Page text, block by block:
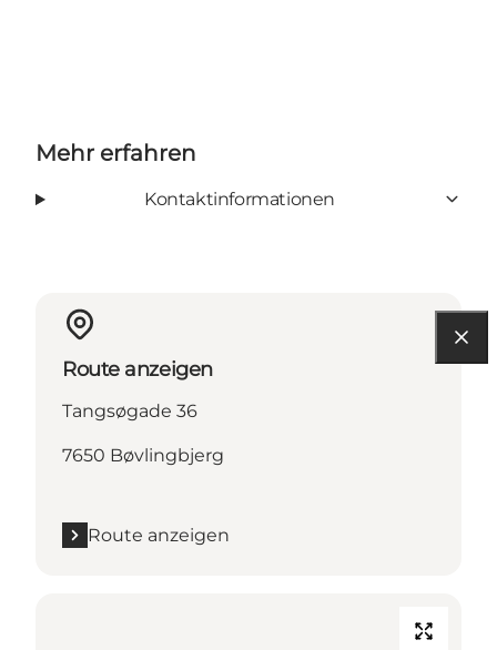
Mehr erfahren
Kontaktinformationen
Route anzeigen
Tangsøgade 36
7650 Bøvlingbjerg
Route anzeigen